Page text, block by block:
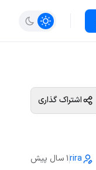
اشتراک گذاری
rira1 سال پیش